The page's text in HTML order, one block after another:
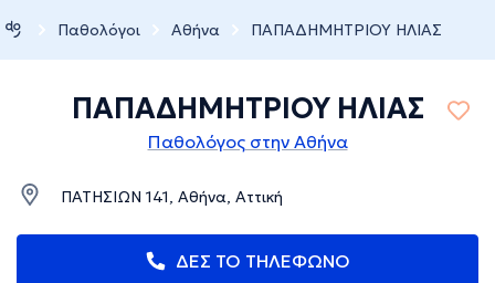
Παθολόγοι Αθήνα ΠΑΠΑΔΗΜΗΤΡΙΟΥ ΗΛΙΑΣ
ΠΑΠΑΔΗΜΗΤΡΙΟΥ ΗΛΙΑΣ
Παθολόγος στην Αθήνα
ΠΑΤΗΣΙΩΝ 141, Αθήνα, Αττική
ΔΕΣ ΤΟ ΤΗΛΕΦΩΝΟ